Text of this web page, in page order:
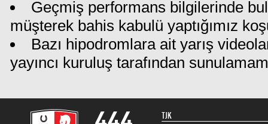
Geçmiş performans bilgilerinde
müşterek bahis kabulü yaptığımız
Bazı hipodromlara ait yarış
yayıncı kuruluş tarafından
TJK